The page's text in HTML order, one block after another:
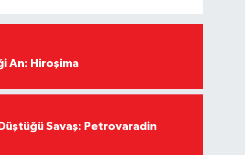
An: Hiroşima
Savaş: Petrovaradin